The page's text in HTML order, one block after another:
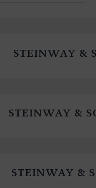
STEINWAY &
STEINWAY &
STEINWAY &